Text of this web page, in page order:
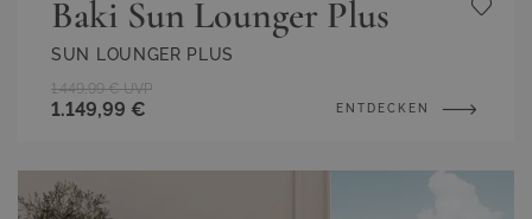
Baki Sun Lounger Plus
SUN LOUNGER PLUS
1.149,99 €
1.449,99 € UVP
ENTDECKEN